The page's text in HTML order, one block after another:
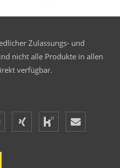
Zulassungs- und
nicht alle Produkte in allen
verfügbar.